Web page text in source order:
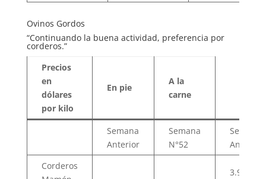
Ovinos Gordos
“Continuando la buena actividad, preferencia por
corderos.”
Precios
en
dólares
por kilo
En pie
A la
carne
Semana
Anterior
Semana
N°52
Semana
Anterior
Corderos
3.99